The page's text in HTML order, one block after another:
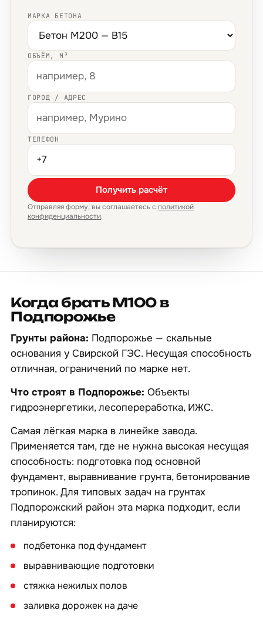
МАРКА БЕТОНА
ОБЪЁМ, М³
ГОРОД / АДРЕС
ТЕЛЕФОН
Получить расчёт
Отправляя форму, вы соглашаетесь с политикой
конфиденциальности.
Когда брать М100 в
Подпорожье
Грунты района: Подпорожье — скальные
основания у Свирской ГЭС. Несущая способность
отличная, ограничений по марке нет.
Что строят в Подпорожье: Объекты
гидроэнергетики, лесопереработка, ИЖС.
Самая лёгкая марка в линейке завода.
Применяется там, где не нужна высокая несущая
способность: подготовка под основной
фундамент, выравнивание грунта, бетонирование
тропинок. Для типовых задач на грунтах
Подпорожский район эта марка подходит, если
планируются:
подбетонка под фундамент
выравнивающие подготовки
стяжка нежилых полов
заливка дорожек на даче